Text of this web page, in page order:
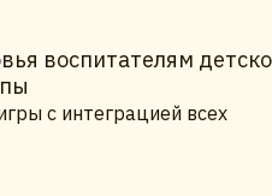
воспитателям
с интеграцией всех